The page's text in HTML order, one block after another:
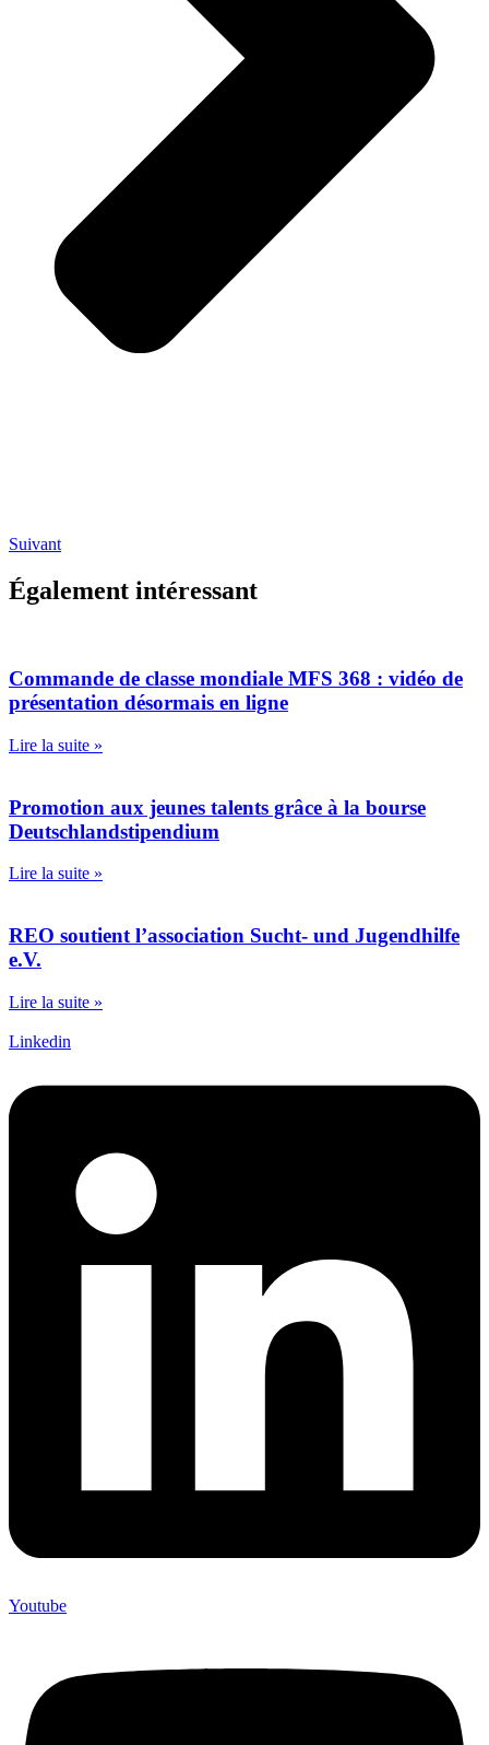
Suivant
Également intéressant
Commande de classe mondiale MFS 368 : vidéo de
présentation désormais en ligne
Lire la suite »
Promotion aux jeunes talents grâce à la bourse
Deutschlandstipendium
Lire la suite »
REO soutient l’association Sucht- und Jugendhilfe
e.V.
Lire la suite »
Linkedin
Youtube